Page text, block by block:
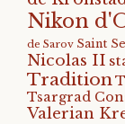
Nikon
de Sarov Saint
Nicolas II
Tradition
Tsargrad
Valerian